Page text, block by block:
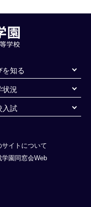
を知る
状況
入試
サイトについて
学園同窓会Web